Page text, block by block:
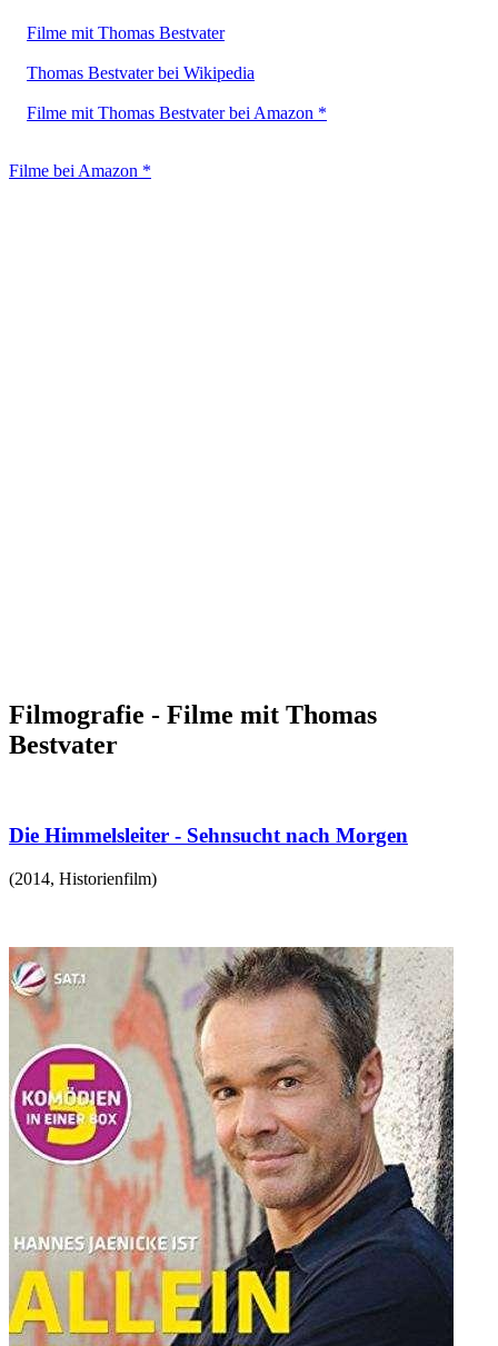
Filme mit Thomas Bestvater
Thomas Bestvater bei Wikipedia
Filme mit Thomas Bestvater bei Amazon *
Filme bei Amazon *
Filmografie - Filme mit Thomas
Bestvater
Die Himmelsleiter - Sehnsucht nach Morgen
(2014, Historienfilm)